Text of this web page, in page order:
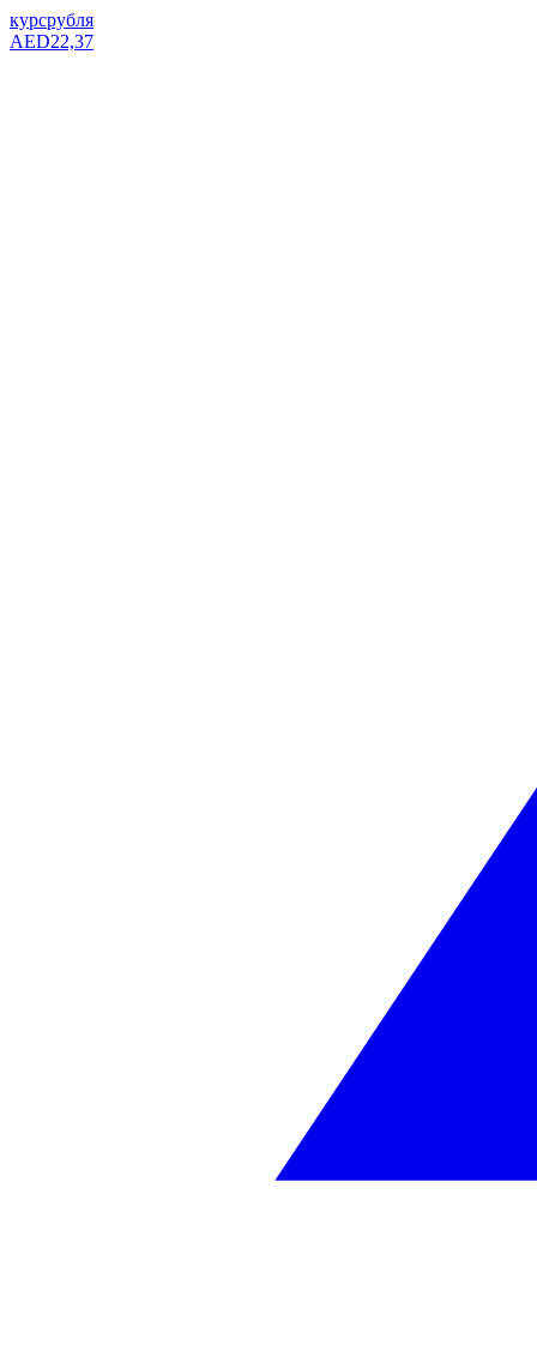
курсрубля
AED22,37